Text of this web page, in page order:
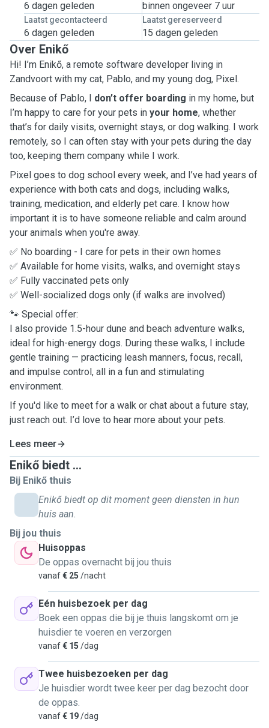
6 dagen geleden binnen ongeveer 7 uur
Laatst gecontacteerd
6 dagen geleden
Laatst gereserveerd
15 dagen geleden
Over Enikő
Hi! I’m Enikő, a remote software developer living in
Zandvoort with my cat, Pablo, and my young dog, Pixel.
Because of Pablo, I don’t offer boarding in my home, but
I’m happy to care for your pets in your home, whether
that’s for daily visits, overnight stays, or dog walking. I work
remotely, so I can often stay with your pets during the day
too, keeping them company while I work.
Pixel goes to dog school every week, and I’ve had years of
experience with both cats and dogs, including walks,
training, medication, and elderly pet care. I know how
important it is to have someone reliable and calm around
your animals when you're away.
✅ No boarding - I care for pets in their own homes
✅ Available for home visits, walks, and overnight stays
✅ Fully vaccinated pets only
✅ Well-socialized dogs only (if walks are involved)
🐾 Special offer:
I also provide 1.5-hour dune and beach adventure walks,
ideal for high-energy dogs. During these walks, I include
gentle training — practicing leash manners, focus, recall,
and impulse control, all in a fun and stimulating
environment.
If you'd like to meet for a walk or chat about a future stay,
just reach out. I’d love to hear more about your pets.
Lees meer
Enikő biedt ...
Bij Enikő thuis
Enikő biedt op dit moment geen diensten in hun
huis aan.
Bij jou thuis
Huisoppas
De oppas overnacht bij jou thuis
vanaf€ 25 /nacht
Eén huisbezoek per dag
Boek een oppas die bij je thuis langskomt om je
huisdier te voeren en verzorgen
vanaf€ 15 /dag
Twee huisbezoeken per dag
Je huisdier wordt twee keer per dag bezocht door
de oppas.
vanaf€ 19/dag